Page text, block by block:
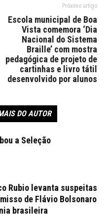
Próximo artigo
Escola municipal de Boa
Vista comemora ‘Dia
Nacional do Sistema
Braille’ com mostra
pedagógica de projeto de
cartinhas e livro tátil
desenvolvido por alunos
DO AUTOR
a Seleção
Rubio levanta suspeitas
de Flávio Bolsonaro
brasileira